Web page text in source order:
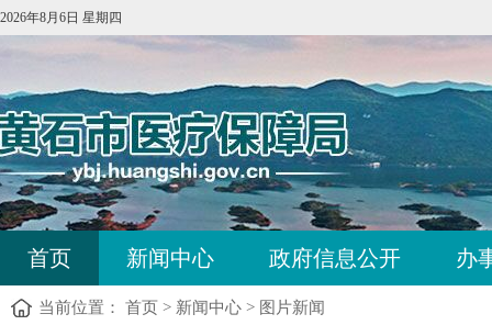
2026年8月6日 星期四
首页 新闻中心 政府信息公开 办
当前位置： 首页 > 新闻中心 > 图片新闻